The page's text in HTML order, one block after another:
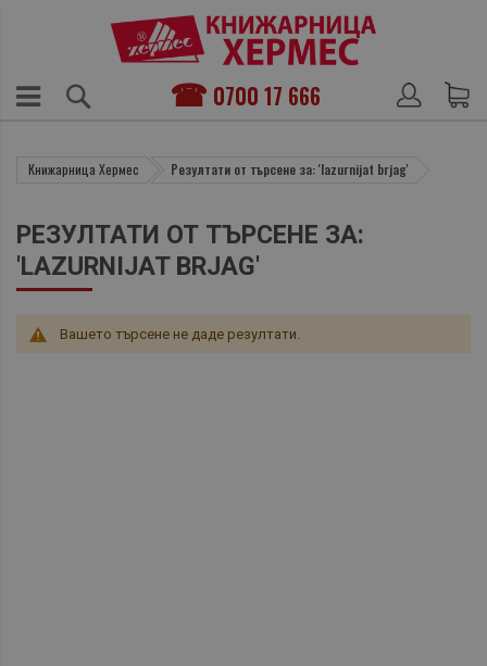
0700 17 666
Книжарница Хермес Резултати от търсене за: 'lazurnijat brjag'
РЕЗУЛТАТИ ОТ ТЪРСЕНЕ ЗА:
'LAZURNIJAT BRJAG'
Вашето търсене не даде резултати.